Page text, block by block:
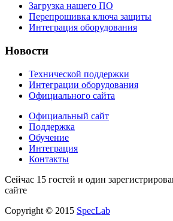
Загрузка нашего ПО
Перепрошивка ключа защиты
Интеграция оборудования
Новости
Технической поддержки
Интеграции оборудования
Официального сайта
Официальный сайт
Поддержка
Обучение
Интеграция
Контакты
Сейчас 15 гостей и один
сайте
Copyright © 2015 SpecLab